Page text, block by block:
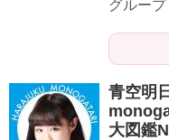
グルー
青空明
大図鑑